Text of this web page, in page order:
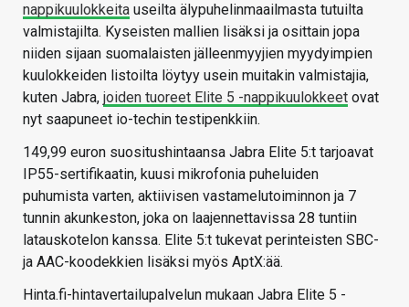
nappikuulokkeita useilta älypuhelinmaailmasta tutuilta
valmistajilta. Kyseisten mallien lisäksi ja osittain jopa
niiden sijaan suomalaisten jälleenmyyjien myydyimpien
kuulokkeiden listoilta löytyy usein muitakin valmistajia,
kuten Jabra, joiden tuoreet Elite 5 -nappikuulokkeet ovat
nyt saapuneet io-techin testipenkkiin.
149,99 euron suositushintaansa Jabra Elite 5:t tarjoavat
IP55-sertifikaatin, kuusi mikrofonia puheluiden
puhumista varten, aktiivisen vastamelutoiminnon ja 7
tunnin akunkeston, joka on laajennettavissa 28 tuntiin
latauskotelon kanssa. Elite 5:t tukevat perinteisten SBC-
ja AAC-koodekkien lisäksi myös AptX:ää.
Hinta.fi-hintavertailupalvelun mukaan Jabra Elite 5 -